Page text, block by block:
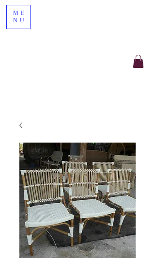
ME
NU